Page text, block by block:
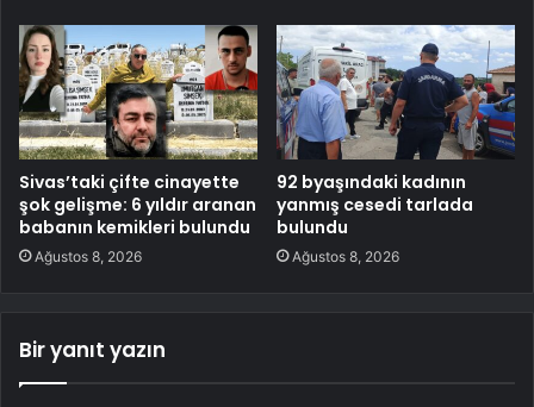
Sivas’taki çifte cinayette
şok gelişme: 6 yıldır aranan
babanın kemikleri bulundu
Ağustos 8, 2026
92 byaşındaki kadının
yanmış cesedi tarlada
bulundu
Ağustos 8, 2026
Bir yanıt yazın